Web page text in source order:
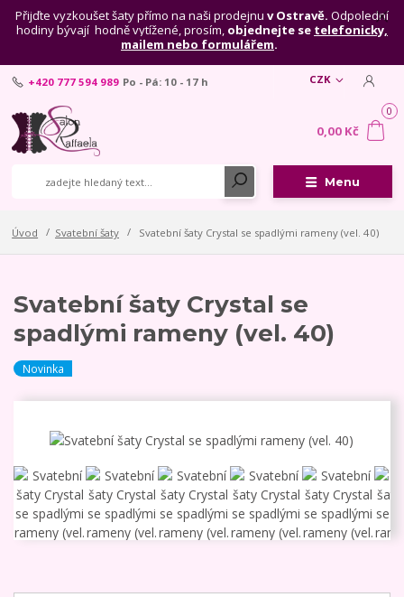
Přijďte vyzkoušet šaty přímo na naši prodejnu v Ostravě. Odpolední
hodiny bývají hodně vytížené, prosím, objednejte se telefonicky,
mailem nebo formulářem.
Menu
CZK
+420 777 594 989 Po - Pá: 10 - 17 h
0
0,00 Kč
Úvod Svatební šaty Svatební šaty Crystal se spadlými rameny (vel. 40)
Svatební šaty Crystal se
spadlými rameny (vel. 40)
Novinka